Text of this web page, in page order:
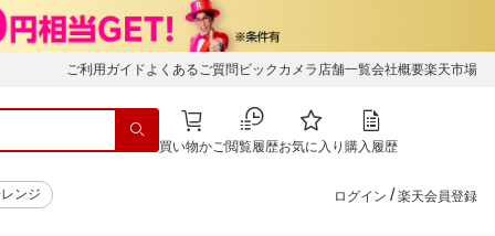
ご利用ガイド よくあるご質問 ビックカメラ店舗一覧会社概要楽天市場
買い物かご閲覧履歴お気に入り 購入履歴
ンジ ログイン / 楽天会員登録